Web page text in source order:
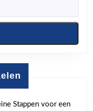
Stappen voor een